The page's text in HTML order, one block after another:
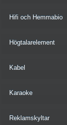
Hifi och Hemmabio
Högtalarelement
Kabel
Karaoke
Reklamskyltar